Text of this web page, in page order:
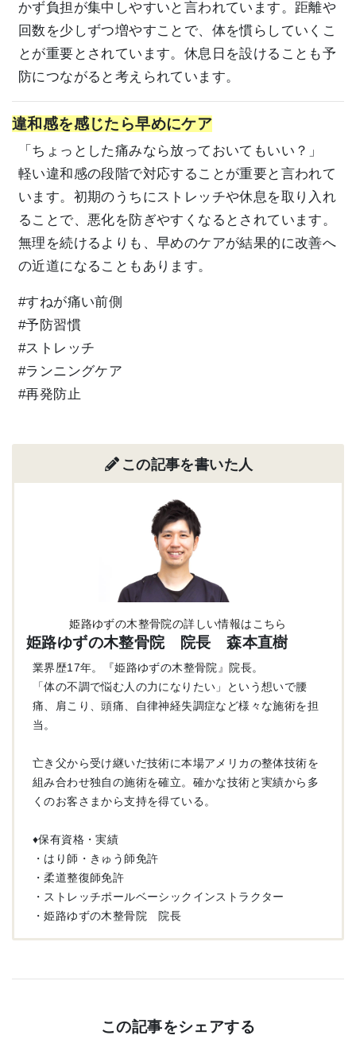
かず負担が集中しやすいと言われています。距離や
回数を少しずつ増やすことで、体を慣らしていくこ
とが重要とされています。休息日を設けることも予
防につながると考えられています。
違和感を感じたら早めにケア
「ちょっとした痛みなら放っておいてもいい？」
軽い違和感の段階で対応することが重要と言われて
います。初期のうちにストレッチや休息を取り入れ
ることで、悪化を防ぎやすくなるとされています。
無理を続けるよりも、早めのケアが結果的に改善へ
の近道になることもあります。
#すねが痛い前側
#予防習慣
#ストレッチ
#ランニングケア
#再発防止
この記事を書いた人
姫路ゆずの木整骨院の詳しい情報はこちら
姫路ゆずの木整骨院 院長 森本直樹
業界歴17年。『姫路ゆずの木整骨院』院長。
「体の不調で悩む人の力になりたい」という想いで腰
痛、肩こり、頭痛、自律神経失調症など様々な施術を担
当。
亡き父から受け継いだ技術に本場アメリカの整体技術を
組み合わせ独自の施術を確立。確かな技術と実績から多
くのお客さまから支持を得ている。
♦︎保有資格・実績
・はり師・きゅう師免許
・柔道整復師免許
・ストレッチポールベーシックインストラクター
・姫路ゆずの木整骨院 院長
この記事をシェアする